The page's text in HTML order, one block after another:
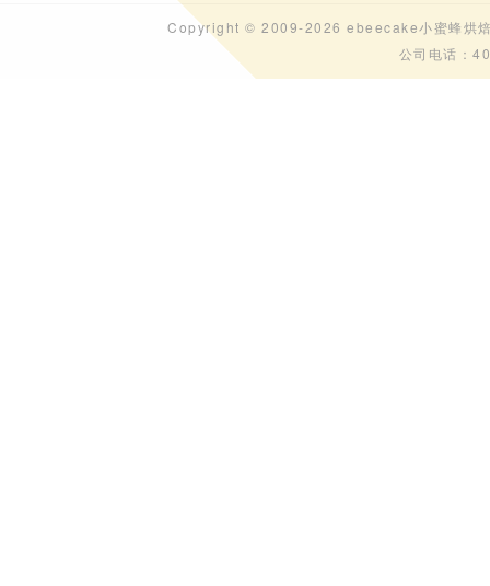
Copyright © 2009-2026 ebeecake小蜜蜂烘
公司电话